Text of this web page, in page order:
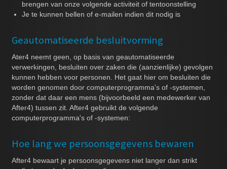
brengen van onze volgende activiteit of tentoonstelling
Je te kunnen bellen of e-mailen indien dit nodig is
Geautomatiseerde besluitvorming
Ater4 neemt geen, op basis van geautomatiseerde
verwerkingen, besluiten over zaken die (aanzienlijke) gevolgen
kunnen hebben voor personen. Het gaat hier om besluiten die
worden genomen door computerprogramma's of -systemen,
zonder dat daar een mens (bijvoorbeeld een medewerker van
After4) tussen zit. After4 gebruikt de volgende
computerprogramma's of -systemen:
Hoe lang we persoonsgegevens bewaren
After4 bewaart je persoonsgegevens niet langer dan strikt